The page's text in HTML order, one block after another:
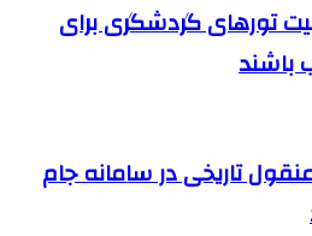
تورهای گردشگری برای
باشند
تاریخی در سامانه جام